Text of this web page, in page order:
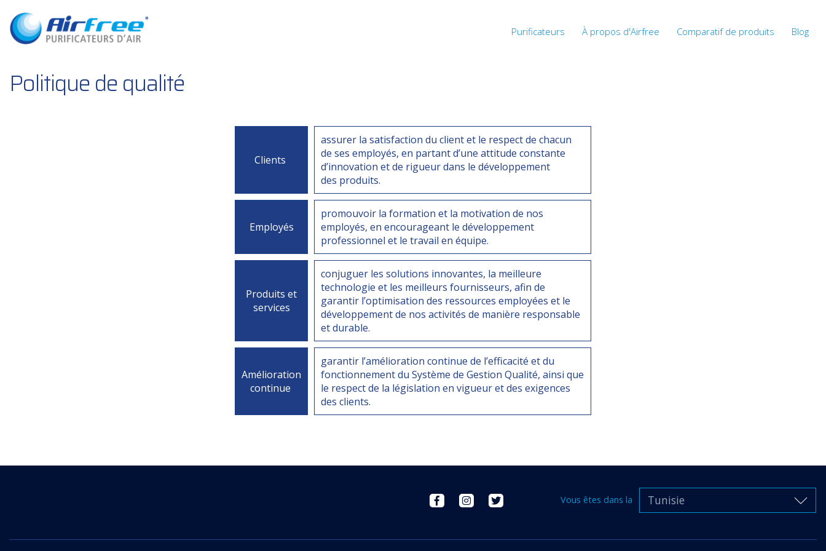
Purificateurs À propos d'Airfree Comparatif de produits Blog
Politique de qualité
Clients
assurer la satisfaction du client et le respect de chacun
de ses employés, en partant d’une attitude constante
d’innovation et de rigueur dans le développement
des produits.
Employés
promouvoir la formation et la motivation de nos
employés, en encourageant le développement
professionnel et le travail en équipe.
Produits et
services
conjuguer les solutions innovantes, la meilleure
technologie et les meilleurs fournisseurs, afin de
garantir l’optimisation des ressources employées et le
développement de nos activités de manière responsable
et durable.
Amélioration
continue
garantir l’amélioration continue de l’efficacité et du
fonctionnement du Système de Gestion Qualité, ainsi que
le respect de la législation en vigueur et des exigences
des clients.
Vous êtes dans la Tunisie